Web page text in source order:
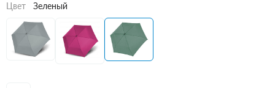
Цвет Зеленый